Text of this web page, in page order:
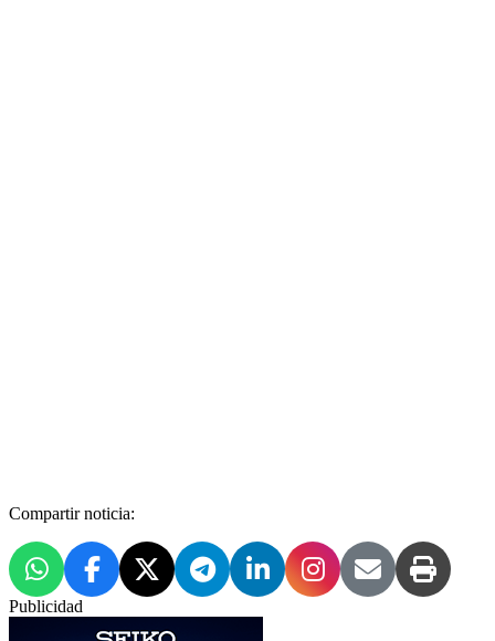
Compartir noticia:
Publicidad